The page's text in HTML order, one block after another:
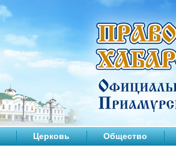
Церковь Общество